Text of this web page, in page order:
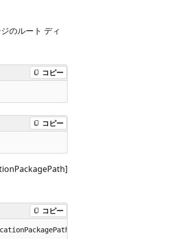
のルート ディ
コピー
コピー
コピー